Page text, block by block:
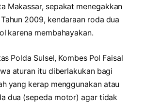
Makassar, sepakat menegakkan
2009, kendaraan roda dua
karena membahayakan.
Polda Sulsel, Kombes Pol Faisal
aturan itu diberlakukan bagi
yang kerap menggunakan atau
dua (sepeda motor) agar tidak